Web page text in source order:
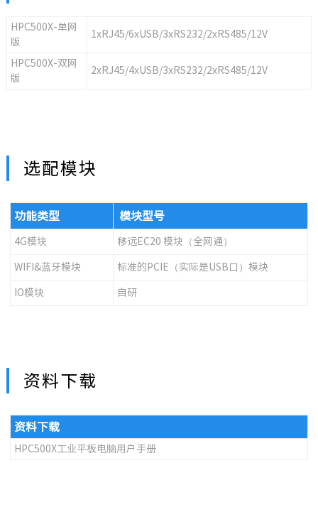
HPC500X-单网
版
1xRJ45/6xUSB/3xRS232/2xRS485/12V
HPC500X-双网
版
2xRJ45/4xUSB/3xRS232/2xRS485/12V
选配模块
功能类型 模块型号
4G模块 移远EC20 模块（全网通）
WIFI&蓝牙模块 标准的PCIE（实际是USB口）模块
IO模块 自研
资料下载
资料下载
HPC500X工业平板电脑用户手册